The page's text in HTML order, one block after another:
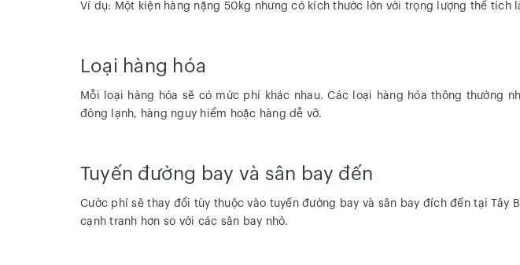
Ví dụ: Một kiện hàng nặng 50kg nhưng có kích thước lớn với trọng lượng thể
Loại hàng hóa
Mỗi loại hàng hóa sẽ có mức phí khác nhau. Các loại hàng hóa thông thường
đông lạnh, hàng nguy hiểm hoặc hàng dễ vỡ.
Tuyến đường bay và sân bay đến
Cước phí sẽ thay đổi tùy thuộc vào tuyến đường bay và sân bay đích đến tại Tây
cạnh tranh hơn so với các sân bay nhỏ.